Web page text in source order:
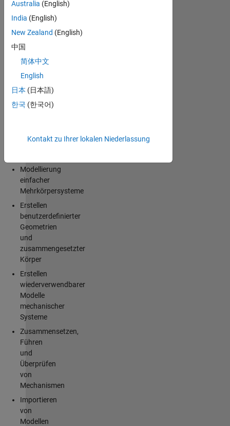
Starrkörpersysteme
der
Umgebung
Simscape
(früher
SimMechanics™)
Modellierung
einfacher
Mehrkörpersysteme
Erstellen
benutzerdefinierter
Geometrien
und
zusammengesetzter
Körper
Erstellen
wiederverwendbarer
Modelle
mechanischer
Systeme
Zusammensetzen,
Führen
und
Überprüfen
von
Mechanismen
Importieren
von
Modellen
Australia (English)
India (English)
New Zealand (English)
中国
简体中文
English
日本 (日本語)
한국 (한국어)
Kontakt zu Ihrer lokalen Niederlassung